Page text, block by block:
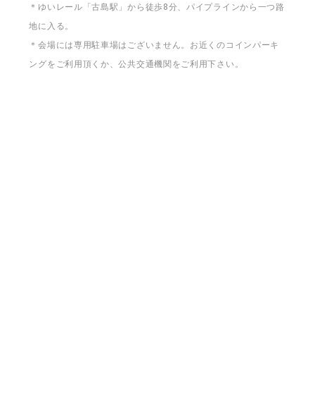
＊ゆいレール「古島駅」から徒歩8分、パイプラインから一つ路
地に入る。
＊会場には専用駐車場はございません。お近くのコインパーキ
ングをご利用頂くか、公共交通機関をご利用下さい。